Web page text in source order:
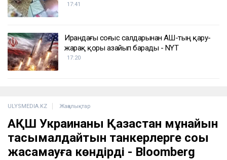
17:41
Ирандағы соғыс салдарынан АҚШ-тың қару-
жарақ қоры азайып барады - NYT
17:20
ULYSMEDIA.KZ Жаңалықтар
АҚШ Украинаны Қазақстан мұнайын
тасымалдайтын танкерлерге соққы
жасамауға көндірді - Bloomberg